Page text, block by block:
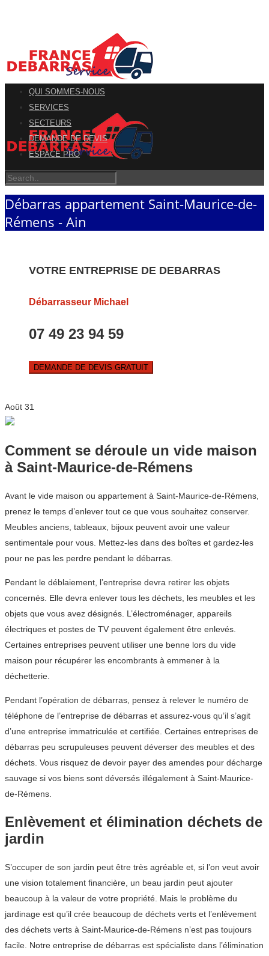
QUI SOMMES-NOUS
SERVICES
SECTEURS
DEMANDE DE DEVIS
ESPACE PRO
Débarras appartement Saint-Maurice-de-
Rémens - Ain
VOTRE ENTREPRISE DE DEBARRAS
Débarrasseur Michael
07 49 23 94 59
DEMANDE DE DEVIS GRATUIT
Août 31
Comment se déroule un vide maison
à Saint-Maurice-de-Rémens
Avant le vide maison ou appartement à Saint-Maurice-de-Rémens,
prenez le temps d’enlever tout ce que vous souhaitez conserver.
Meubles anciens, tableaux, bijoux peuvent avoir une valeur
sentimentale pour vous. Mettez-les dans des boîtes et gardez-les
pour ne pas les perdre pendant le débarras.
Pendant le déblaiement, l’entreprise devra retirer les objets
concernés. Elle devra enlever tous les déchets, les meubles et les
objets que vous avez désignés. L’électroménager, appareils
électriques et postes de TV peuvent également être enlevés.
Certaines entreprises peuvent utiliser une benne lors du vide
maison pour récupérer les encombrants à emmener à la
déchetterie.
Pendant l’opération de débarras, pensez à relever le numéro de
téléphone de l’entreprise de débarras et assurez-vous qu’il s’agit
d’une entreprise immatriculée et certifiée. Certaines entreprises de
débarras peu scrupuleuses peuvent déverser des meubles et des
déchets. Vous risquez de devoir payer des amendes pour décharge
sauvage si vos biens sont déversés illégalement à Saint-Maurice-
de-Rémens.
Enlèvement et élimination déchets de
jardin
S’occuper de son jardin peut être très agréable et, si l’on veut avoir
une vision totalement financière, un beau jardin peut ajouter
beaucoup à la valeur de votre propriété. Mais le problème du
jardinage est qu’il crée beaucoup de déchets verts et l’enlèvement
des déchets verts à Saint-Maurice-de-Rémens n’est pas toujours
facile. Notre entreprise de débarras est spécialiste dans l’élimination